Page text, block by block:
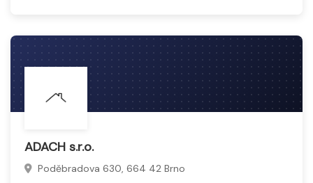
ADACH s.r.o.
Poděbradova 630, 664 42 Brno